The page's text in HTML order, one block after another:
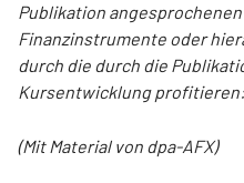
Publikation
Finanzinstrumente oder
durch die durch die
Kursentwicklung
(Mit Material von dpa-AFX)